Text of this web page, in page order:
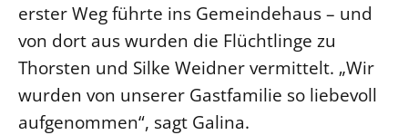
erster Weg führte ins Gemeindehaus – und
von dort aus wurden die Flüchtlinge zu
Thorsten und Silke Weidner vermittelt. „Wir
wurden von unserer Gastfamilie so liebevoll
aufgenommen“, sagt Galina.